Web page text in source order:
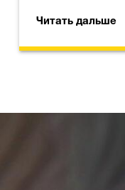
Читать дальше